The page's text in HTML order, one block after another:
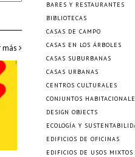
más
BARES Y RESTAURANTES
BIBLIOTECAS
CASAS DE CAMPO
CASAS EN LOS ÁRBOLES
CASAS SUBURBANAS
CASAS URBANAS
CENTROS CULTURALES
CONJUNTOS
DESIGN OBJECTS
ECOLOGÍA Y
EDIFICIOS DE OFICINAS
EDIFICIOS DE USOS MIXTOS